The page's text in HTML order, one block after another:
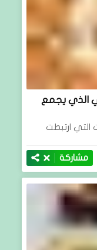
الذي يجمع
التي ارتبطت
مشاركة